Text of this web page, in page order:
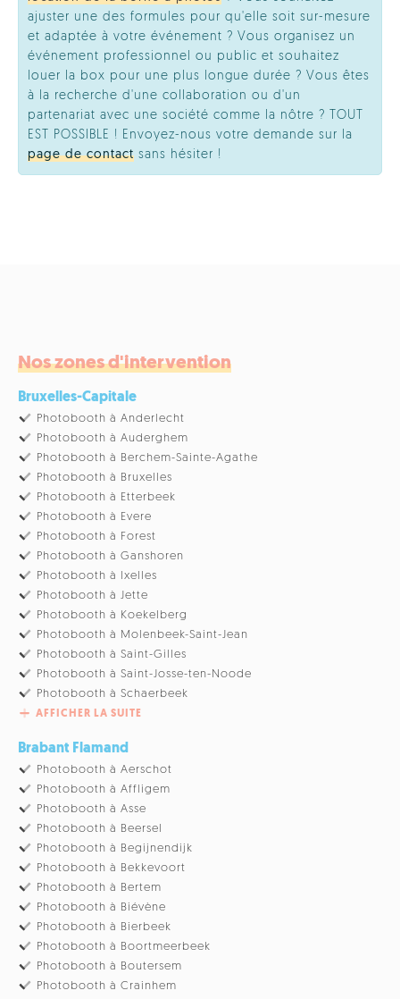
ajuster une des formules pour qu'elle soit sur-mesure
et adaptée à votre événement ? Vous organisez un
événement professionnel ou public et souhaitez
louer la box pour une plus longue durée ? Vous êtes
à la recherche d'une collaboration ou d'un
partenariat avec une société comme la nôtre ? TOUT
EST POSSIBLE ! Envoyez-nous votre demande sur la
page de contact sans hésiter !
Nos zones d'intervention
Bruxelles-Capitale
Photobooth à Anderlecht
Photobooth à Auderghem
Photobooth à Berchem-Sainte-Agathe
Photobooth à Bruxelles
Photobooth à Etterbeek
Photobooth à Evere
Photobooth à Forest
Photobooth à Ganshoren
Photobooth à Ixelles
Photobooth à Jette
Photobooth à Koekelberg
Photobooth à Molenbeek-Saint-Jean
Photobooth à Saint-Gilles
Photobooth à Saint-Josse-ten-Noode
Photobooth à Schaerbeek
AFFICHER LA SUITE
Brabant Flamand
Photobooth à Aerschot
Photobooth à Affligem
Photobooth à Asse
Photobooth à Beersel
Photobooth à Begijnendijk
Photobooth à Bekkevoort
Photobooth à Bertem
Photobooth à Biévène
Photobooth à Bierbeek
Photobooth à Boortmeerbeek
Photobooth à Boutersem
Photobooth à Crainhem